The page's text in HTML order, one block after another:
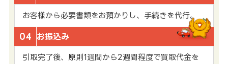
お客様から必要書類をお預かりし、手続きを代行。
04 お振込み
引取完了後、原則1週間から2週間程度で買取代金を